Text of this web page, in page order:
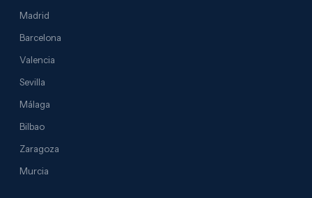
Madrid
Barcelona
Valencia
Sevilla
Málaga
Bilbao
Zaragoza
Murcia